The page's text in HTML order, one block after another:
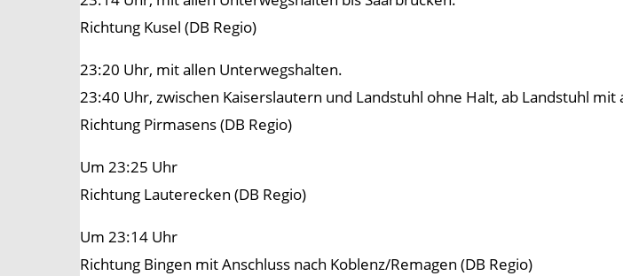
Richtung Kusel (DB Regio)
23:20 Uhr, mit allen Unterwegshalten.
23:40 Uhr, zwischen Kaiserslautern und Landstuhl ohne Halt, ab Landstuhl
Richtung Pirmasens (DB Regio)
Um 23:25 Uhr
Richtung Lauterecken (DB Regio)
Um 23:14 Uhr
Richtung Bingen mit Anschluss nach Koblenz/Remagen (DB Regio)